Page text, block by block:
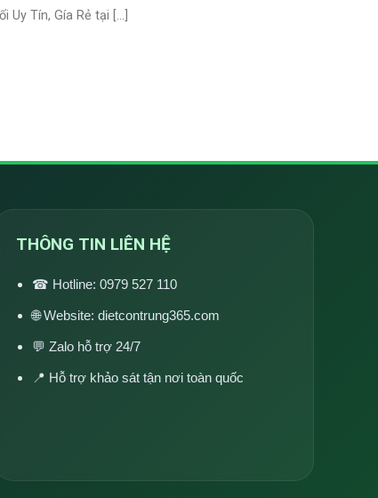
Tín, Gía Rẻ tại [...]
THÔNG TIN LIÊN HỆ
☎ Hotline: 0979 527 110
🌐 Website: dietcontrung365.com
💬 Zalo hỗ trợ 24/7
📍 Hỗ trợ khảo sát tận nơi toàn quốc